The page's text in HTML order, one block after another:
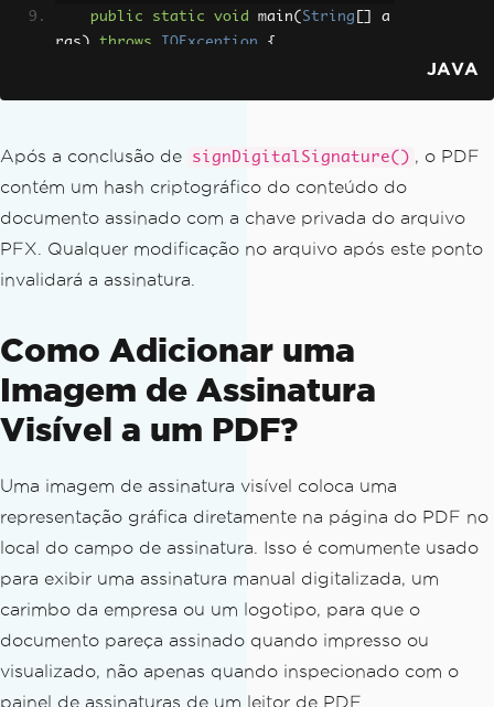
public
static void main( String
a
rgs ) throws IOException
{
// Load the PDF to sign
PdfDocument pdf = PdfDocument .
fromFile(Path .of("contract.pdf"));
// Construct the PdfSignature
dfSignature
("certificate.pfx",
"passwo
// Set metadata that will appe
ane Doe"
        signature
. setSigningLocation
("Austin, TX");
        signature
.setSigningReason("Co
ntract Approval"
// Embed the digital signature
in the PDF
        pdf
.signDigitalSignature (signa
JAVA
Após a conclusão de signDigitalSignature() , o PDF
contém um hash criptográfico do conteúdo do
documento assinado com a chave privada do arquivo
PFX. Qualquer modificação no arquivo após este ponto
invalidará a assinatura.
Como Adicionar uma
Imagem de Assinatura
Visível a um PDF?
Uma imagem de assinatura visível coloca uma
representação gráfica diretamente na página do PDF no
local do campo de assinatura. Isso é comumente usado
para exibir uma assinatura manual digitalizada, um
carimbo da empresa ou um logotipo, para que o
documento pareça assinado quando impresso ou
visualizado, não apenas quando inspecionado com o
painel de assinaturas de um leitor de PDF.